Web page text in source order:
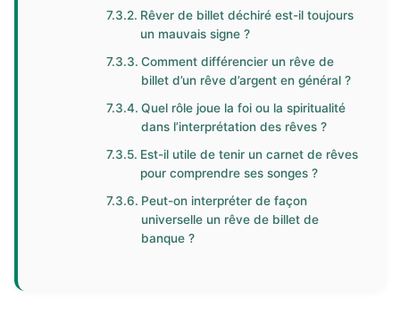
Rêver de billet déchiré est-il toujours
un mauvais signe ?
Comment différencier un rêve de
billet d’un rêve d’argent en général ?
Quel rôle joue la foi ou la spiritualité
dans l’interprétation des rêves ?
Est-il utile de tenir un carnet de rêves
pour comprendre ses songes ?
Peut-on interpréter de façon
universelle un rêve de billet de
banque ?